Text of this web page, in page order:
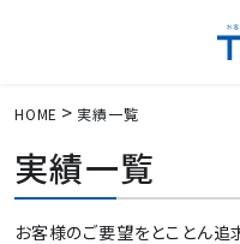
HOME 実績一覧
実績一覧
お客様のご要望をとことん